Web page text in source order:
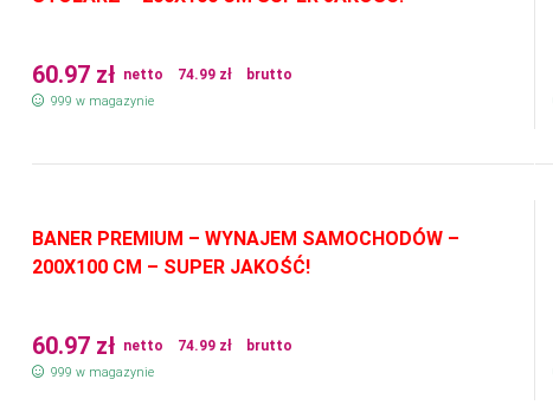
60.97 zł netto 74.99 zł brutto
999 w magazynie
BANER PREMIUM – WYNAJEM SAMOCHODÓW –
200X100 CM – SUPER JAKOŚĆ!
60.97 zł netto 74.99 zł brutto
999 w magazynie